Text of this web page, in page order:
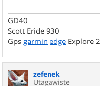
GD40
Scott Eride 930
Gps garmin edge Explore 2
zefenek
Utagawiste